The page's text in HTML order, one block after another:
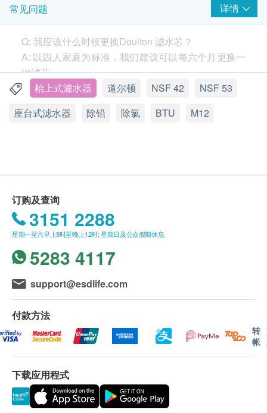
HPU(中等效能)
系列。 HPU滤芯采用了「高密孔道科技」技术，
令微孔分布平均，充分发挥每一个过滤微孔功能，
BTU(高效能) ：只适用于
芯，则加入BioTect「纳米抗菌技术」，以改良产
品性能及功效，令其结构更有秩序，孔径变得更细
小，从而大大提升滤芯的抗菌功能
送货地区：
送货服务仅限于香港地区 (不包括离岛、边境禁
区、没有升降机设备之收货地点)。
不接受邮政信箱地址。
送货费用：
订購道爾頓(香港)有限公司 產品满
货。由顺丰速递送货上门 (工商或住宅地址均可，
常见问题 详情
Q: 我应该什么时候更换Doulton 滤水芯？
A: 以四人家庭为标准，我们建议可以每六个月更换一
次滤芯。
如果您发现水流量（从水龙头流出的水的速度）在6
按需要清洁过滤器，而不会损害性能。
造商，是全球值得信赖的品牌。自1826 年以来，我们
一直在更新我们的过滤器设计。我们是英国ISO 认证
的公司，提供独立且定期测试的水过滤器。获得
NSF、WRAS、Lucideon 等机构的认证。
A: 硬度是由水中的碳酸钙或金属盐引起的。喝硬水是
完全安全的，但硬水所含的碳酸钙较少，所以不会像
软水般让肥皂那样自由地起泡。
A: 使用Doulton 滤水器，水中的健康矿物质含量会增
加，从而导致水中的总溶解固体会略有增加。
枱上式濾水器 道尔顿 NSF 42
NSF 53
座台式滤水器
除铅 除氯 BTU M12
订购及查询
3151 2288
星期一至六早上9时至晚上12时; 星期日及公众假期休息
5283 4117
support@esdlife.com
付款方法
转
帐
下载应用程式